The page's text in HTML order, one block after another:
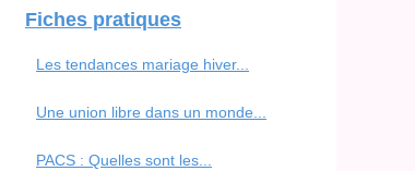
Fiches pratiques
Les tendances mariage hiver...
Une union libre dans un monde...
PACS : Quelles sont les...